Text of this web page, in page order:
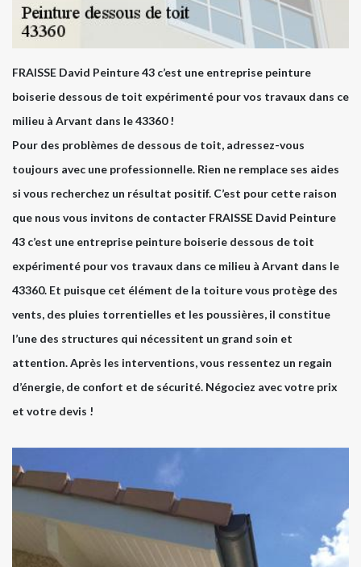
FRAISSE David Peinture 43 c’est une entreprise peinture
boiserie dessous de toit expérimenté pour vos travaux dans ce
milieu à Arvant dans le 43360 !
Pour des problèmes de dessous de toit, adressez-vous
toujours avec une professionnelle. Rien ne remplace ses aides
si vous recherchez un résultat positif. C’est pour cette raison
que nous vous invitons de contacter FRAISSE David Peinture
43 c’est une entreprise peinture boiserie dessous de toit
expérimenté pour vos travaux dans ce milieu à Arvant dans le
43360. Et puisque cet élément de la toiture vous protège des
vents, des pluies torrentielles et les poussières, il constitue
l’une des structures qui nécessitent un grand soin et
attention. Après les interventions, vous ressentez un regain
d’énergie, de confort et de sécurité. Négociez avec votre prix
et votre devis !